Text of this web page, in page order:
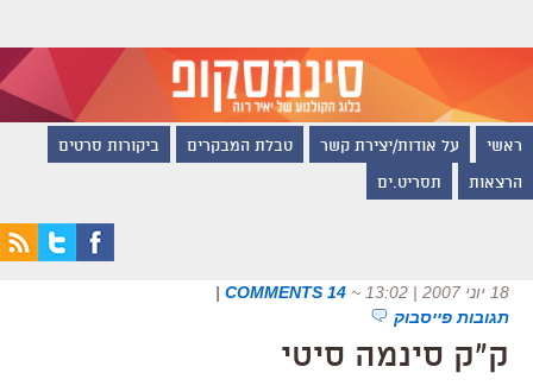
ראשי על אודות/יצירת קשר טבלת המבקרים ביקורות סרטים
הרצאות תסריט.ים
18 יוני 2007 | 13:02 ~
14 COMMENTS
|
תגובות פייסבוק
ק"ק סינמה סיטי